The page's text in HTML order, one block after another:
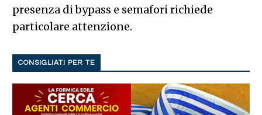
presenza di bypass e semafori richiede
particolare attenzione.
CONSIGLIATI PER TE